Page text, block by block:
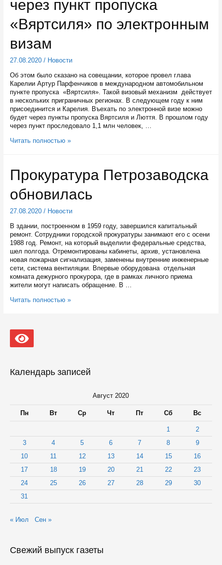
через пункт пропуска
«Вяртсиля» по электронным
визам
27.08.2020/ Новости
Об этом было сказано на совещании, которое провел глава
Карелии Артур Парфенчиков в международном автомобильном
пункте пропуска «Вяртсиля». Такой визовый механизм действует
в нескольких приграничных регионах. В следующем году к ним
присоединится и Карелия. Въехать по электронной визе можно
будет через пункты пропуска Вяртсиля и Люття. В прошлом году
через пункт проследовало 1,1 млн человек, …
В
смогут
въехать
в
Россию
через
пропуска
«Вяртсиля»
по
электронным
визам
Читать полностью »
Прокуратура Петрозаводска
обновилась
27.08.2020/ Новости
В здании, построенном в 1959 году, завершился капитальный
ремонт. Сотрудники городской прокуратуры занимают его с осени
1988 год. Ремонт, на который выделили федеральные средства,
шел полгода. Отремонтированы кабинеты, архив, установлена
новая пожарная сигнализация, заменены внутренние инженерные
сети, система вентиляции. Впервые оборудована отдельная
комната дежурного прокурора, где в рамках личного приема
жители могут написать обращение. В …
Прокуратура
Читать полностью »
Календарь записей
Август 2020
Пн Вт Ср Чт Пт Сб Вс
1
2
3
4 5 6 7 8
9
10
11 12 13 14 15
16
17
18 19 20 21 22
23
24
25 26 27 28 29
30
31
« Июл Сен »
Свежий выпуск газеты